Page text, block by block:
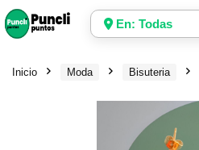
En: Todas
Inicio Moda Bisuteria